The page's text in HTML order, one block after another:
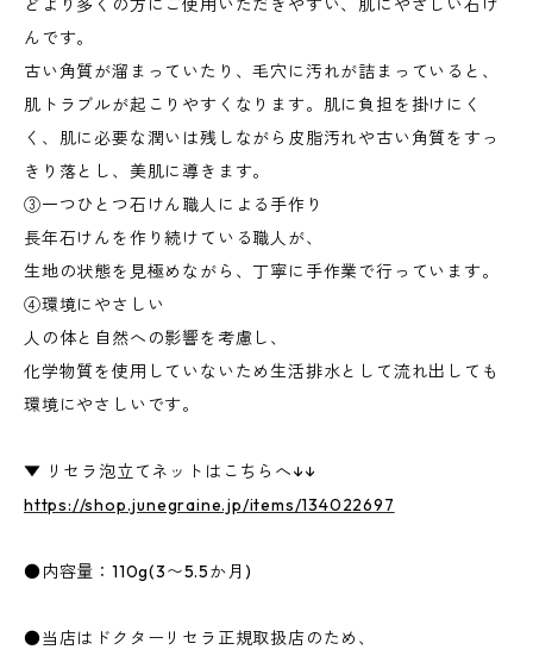
どより多くの方にご使用いただきやすい、肌にやさしい石け
んです。
古い角質が溜まっていたり、毛穴に汚れが詰まっていると、
肌トラブルが起こりやすくなります。肌に負担を掛けにく
く、肌に必要な潤いは残しながら皮脂汚れや古い角質をすっ
きり落とし、美肌に導きます。
③一つひとつ石けん職人による手作り
長年石けんを作り続けている職人が、
生地の状態を見極めながら、丁寧に手作業で行っています。
④環境にやさしい
人の体と自然への影響を考慮し、
化学物質を使用していないため生活排水として流れ出しても
環境にやさしいです。
▼ リセラ泡立てネットはこちらへ↓↓
https://shop.junegraine.jp/items/134022697
●内容量：110g(3〜5.5か月)
●当店はドクターリセラ正規取扱店のため、